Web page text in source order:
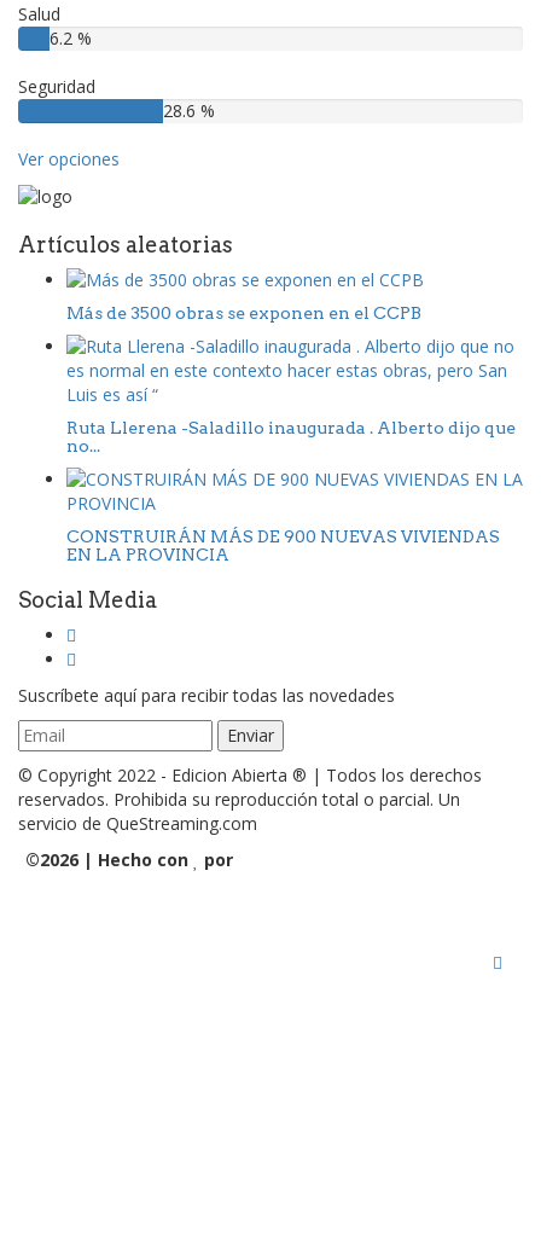
Salud
6.2 %
Seguridad
28.6 %
Ver opciones
Artículos aleatorias
Más de 3500 obras se exponen en el CCPB
Ruta Llerena -Saladillo inaugurada . Alberto dijo que
no...
CONSTRUIRÁN MÁS DE 900 NUEVAS VIVIENDAS
EN LA PROVINCIA
Social Media
Suscríbete aquí para recibir todas las novedades
© Copyright 2022 - Edicion Abierta ® | Todos los derechos
reservados. Prohibida su reproducción total o parcial. Un
servicio de QueStreaming.com
©2026 | Hecho con por